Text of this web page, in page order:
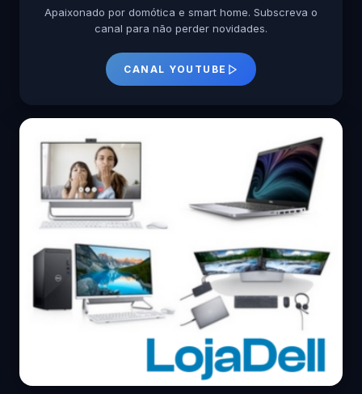
Apaixonado por domótica e smart home. Subscreva o
canal para não perder novidades.
CANAL YOUTUBE